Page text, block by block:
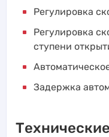
Регулировка
Регулировка
ступени
Задержка